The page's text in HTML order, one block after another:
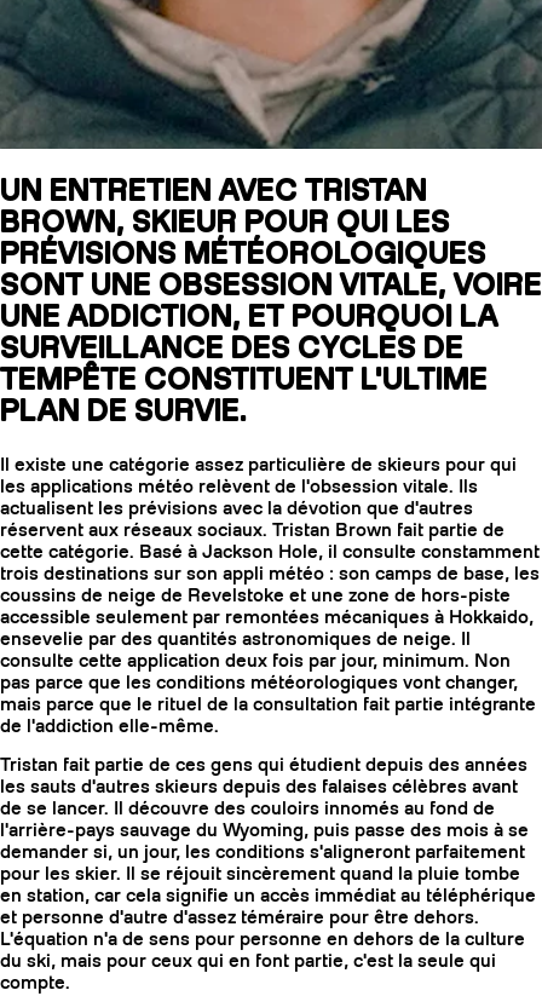
SLAP 104
LITE
SLAP 92
UBAC 102
COUTEAUX
UN ENTRETIEN AVEC TRISTAN
BROWN, SKIEUR POUR QUI LES
PRÉVISIONS MÉTÉOROLOGIQUES
SONT UNE OBSESSION VITALE, VOIRE
UNE ADDICTION, ET POURQUOI LA
SURVEILLANCE DES CYCLES DE
TEMPÊTE CONSTITUENT L'ULTIME
PLAN DE SURVIE.
Il existe une catégorie assez particulière de skieurs pour qui
les applications météo relèvent de l'obsession vitale. Ils
actualisent les prévisions avec la dévotion que d'autres
réservent aux réseaux sociaux. Tristan Brown fait partie de
cette catégorie. Basé à Jackson Hole, il consulte constamment
trois destinations sur son appli météo : son camps de base, les
coussins de neige de Revelstoke et une zone de hors-piste
accessible seulement par remontées mécaniques à Hokkaido,
ensevelie par des quantités astronomiques de neige. Il
consulte cette application deux fois par jour, minimum. Non
pas parce que les conditions météorologiques vont changer,
mais parce que le rituel de la consultation fait partie intégrante
de l'addiction elle-même.
Tristan fait partie de ces gens qui étudient depuis des années
les sauts d'autres skieurs depuis des falaises célèbres avant
de se lancer. Il découvre des couloirs innomés au fond de
l'arrière-pays sauvage du Wyoming, puis passe des mois à se
demander si, un jour, les conditions s'aligneront parfaitement
pour les skier. Il se réjouit sincèrement quand la pluie tombe
en station, car cela signifie un accès immédiat au téléphérique
et personne d'autre d'assez téméraire pour être dehors.
L'équation n'a de sens pour personne en dehors de la culture
du ski, mais pour ceux qui en font partie, c'est la seule qui
compte.